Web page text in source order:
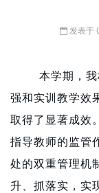
发表于
本学期，我校
强和实训教学效
取得了显著成效
指导教师的监管
处的双重管理机
升、抓落实，实